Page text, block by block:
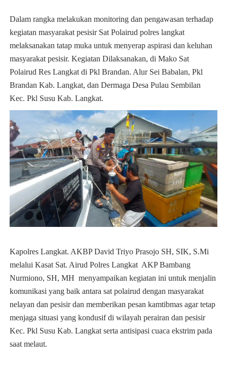
Dalam rangka melakukan monitoring dan pengawasan terhadap
kegiatan masyarakat pesisir Sat Polairud polres langkat
melaksanakan tatap muka untuk menyerap aspirasi dan keluhan
masyarakat pesisir. Kegiatan Dilaksanakan, di Mako Sat
Polairud Res Langkat di Pkl Brandan. Alur Sei Babalan, Pkl
Brandan Kab. Langkat, dan Dermaga Desa Pulau Sembilan
Kec. Pkl Susu Kab. Langkat.
Kapolres Langkat. AKBP David Triyo Prasojo SH, SIK, S.Mi
melalui Kasat Sat. Airud Polres Langkat AKP Bambang
Nurmiono, SH, MH menyampaikan kegiatan ini untuk menjalin
komunikasi yang baik antara sat polairud dengan masyarakat
nelayan dan pesisir dan memberikan pesan kamtibmas agar tetap
menjaga situasi yang kondusif di wilayah perairan dan pesisir
Kec. Pkl Susu Kab. Langkat serta antisipasi cuaca ekstrim pada
saat melaut.